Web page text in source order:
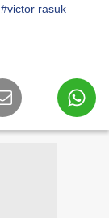
#victor rasuk